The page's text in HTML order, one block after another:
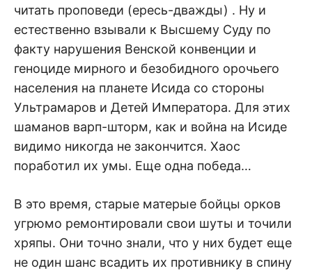
читать проповеди (ересь-дважды) . Ну и
естественно взывали к Высшему Суду по
факту нарушения Венской конвенции и
геноциде мирного и безобидного орочьего
населения на планете Исида со стороны
Ультрамаров и Детей Императора. Для этих
шаманов варп-шторм, как и война на Исиде
видимо никогда не закончится. Хаос
поработил их умы. Еще одна победа…
В это время, старые матерые бойцы орков
угрюмо ремонтировали свои шуты и точили
хряпы. Они точно знали, что у них будет еще
не один шанс всадить их противнику в спину